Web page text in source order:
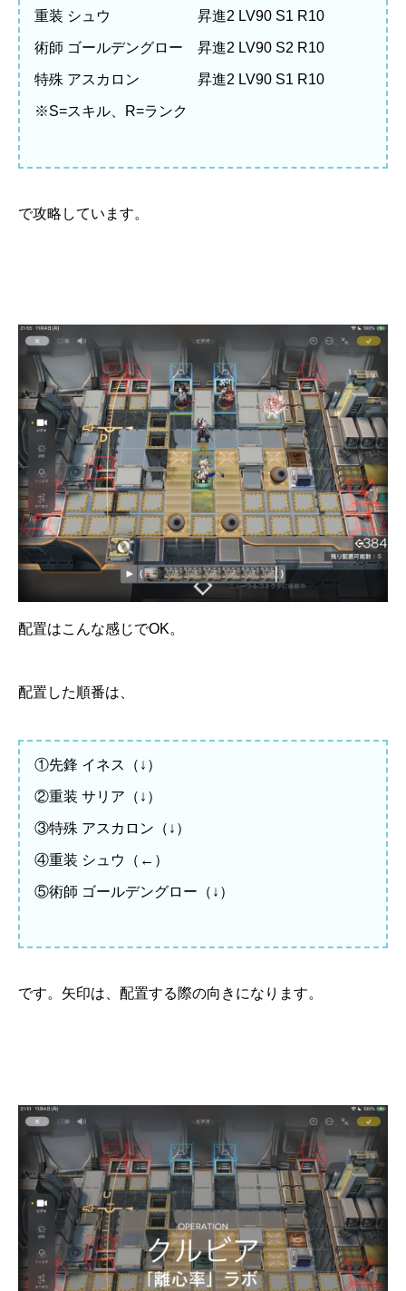
重装 シュウ 昇進2 LV90 S1 R10
術師 ゴールデングロー 昇進2 LV90 S2 R10
特殊 アスカロン 昇進2 LV90 S1 R10
※S=スキル、R=ランク
で攻略しています。
配置はこんな感じでOK。
配置した順番は、
①先鋒 イネス（↓）
②重装 サリア（↓）
③特殊 アスカロン（↓）
④重装 シュウ（←）
⑤術師 ゴールデングロー（↓）
です。矢印は、配置する際の向きになります。